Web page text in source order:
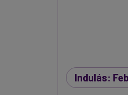
Indulás: